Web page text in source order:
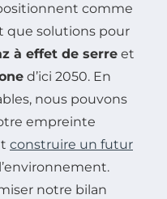
comme
que solutions pour
à effet de serre et
d’ici 2050. En
nous pouvons
empreinte
construire un futur
notre bilan